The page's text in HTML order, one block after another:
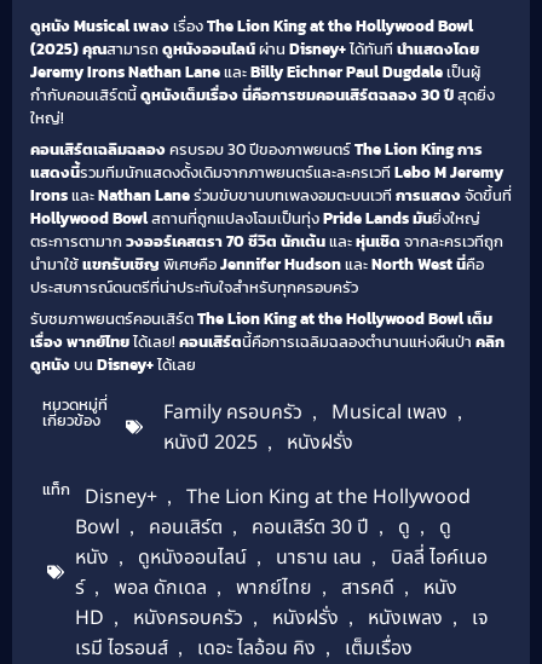
ดูหนังMusical เพลงเรื่องThe Lion King at the Hollywood Bowl
(2025)คุณสามารถดูหนังออนไลน์ผ่าน Disney+ได้ทันทีนำแสดงโดย
Jeremy IronsNathan LaneและBilly EichnerPaul Dugdaleเป็นผู้
กำกับคอนเสิร์ตนี้ดูหนังเต็มเรื่องนี่คือการชมคอนเสิร์ตฉลอง 30 ปีสุดยิ่ง
ใหญ่!
คอนเสิร์ตเฉลิมฉลองครบรอบ 30 ปีของภาพยนตร์The Lion Kingการ
แสดงนี้รวมทีมนักแสดงดั้งเดิมจากภาพยนตร์และละครเวทีLebo MJeremy
IronsและNathan Laneร่วมขับขานบทเพลงอมตะบนเวทีการแสดงจัดขึ้นที่
Hollywood Bowlสถานที่ถูกแปลงโฉมเป็นทุ่งPride Landsมันยิ่งใหญ่
ตระการตามากวงออร์เคสตรา 70 ชีวิต นักเต้นและหุ่นเชิด จากละครเวทีถูก
นำมาใช้แขกรับเชิญ พิเศษคือJennifer HudsonและNorth Westนี่คือ
ประสบการณ์ดนตรีที่น่าประทับใจสำหรับทุกครอบครัว
รับชมภาพยนตร์คอนเสิร์ตThe Lion King at the Hollywood Bowl เต็ม
เรื่อง พากย์ไทยได้เลย! คอนเสิร์ตนี้คือการเฉลิมฉลองตำนานแห่งผืนป่า คลิก
ดูหนังบน Disney+ได้เลย
หมวดหมู่ที่
เกี่ยวข้อง Family ครอบครัว , Musical เพลง ,
หนังปี 2025 , หนังฝรั่ง
แท็ก Disney+ ,
The Lion King at the Hollywood
Bowl , คอนเสิร์ต , คอนเสิร์ต 30 ปี , ดู ,
ดู
หนัง , ดูหนังออนไลน์ , นาธาน เลน ,
บิลลี่ ไอค์เนอ
ร์ , พอล ดักเดล , พากย์ไทย , สารคดี ,
หนัง
HD , หนังครอบครัว , หนังฝรั่ง , หนังเพลง ,
เจ
เรมี ไอรอนส์ , เดอะ ไลอ้อน คิง , เต็มเรื่อง